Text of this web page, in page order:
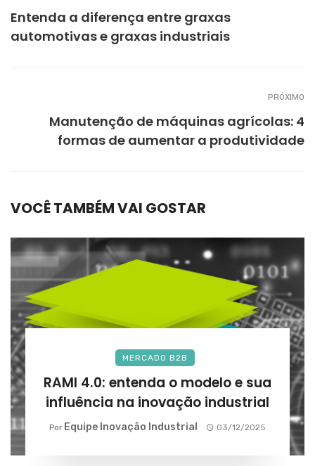
Entenda a diferença entre graxas
automotivas e graxas industriais
PRÓXIMO
Manutenção de máquinas agrícolas: 4
formas de aumentar a produtividade
VOCÊ TAMBÉM VAI GOSTAR
MERCADO B2B
RAMI 4.0: entenda o modelo e sua
influência na inovação industrial
Por Equipe Inovação Industrial 03/12/2025